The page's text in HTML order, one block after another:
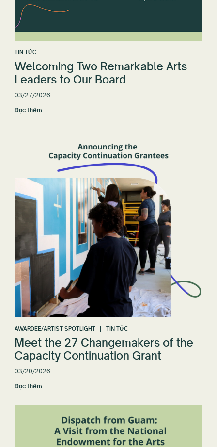
TIN TỨC
Welcoming Two Remarkable Arts
Leaders to Our Board
03/27/2026
Đọc thêm
AWARDEE/ARTIST SPOTLIGHT TIN TỨC
Meet the 27 Changemakers of the
Capacity Continuation Grant
03/20/2026
Đọc thêm